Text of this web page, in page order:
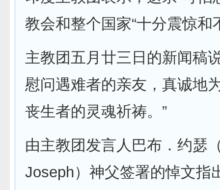
教会和整个国家“十分震惊和
主教团五月廿三日的新闻稿
慰问遇难者的亲友，真诚地
丧生者的灵魂祈祷。”
由主教团发言人巴布．约瑟
Joseph）神父签署的悼文指